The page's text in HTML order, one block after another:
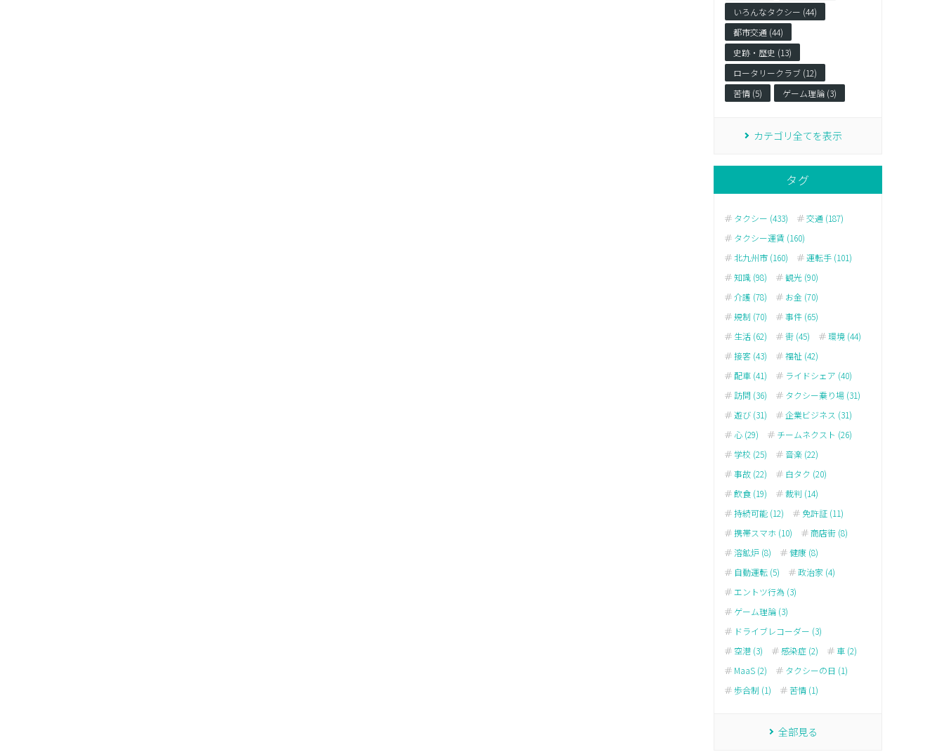
いろんなタクシー (44)
都市交通 (44)
史跡・歴史 (13)
ロータリークラブ (12)
苦情 (5)
ゲーム理論 (3)
カテゴリ全てを表示
タグ
タクシー (433)
交通 (187)
タクシー運賃 (160)
北九州市 (160)
運転手 (101)
知識 (98)
観光 (90)
介護 (78)
お金 (70)
規制 (70)
事件 (65)
生活 (62)
街 (45)
環境 (44)
接客 (43)
福祉 (42)
配車 (41)
ライドシェア (40)
訪問 (36)
タクシー乗り場 (31)
遊び (31)
企業ビジネス (31)
心 (29)
チームネクスト (26)
学校 (25)
音楽 (22)
事故 (22)
白タク (20)
飲食 (19)
裁判 (14)
持続可能 (12)
免許証 (11)
携帯スマホ (10)
商店街 (8)
溶鉱炉 (8)
健康 (8)
自動運転 (5)
政治家 (4)
エントツ行為 (3)
ゲーム理論 (3)
ドライブレコーダー (3)
空港 (3)
感染症 (2)
車 (2)
MaaS (2)
タクシーの日 (1)
歩合制 (1)
苦情 (1)
全部見る